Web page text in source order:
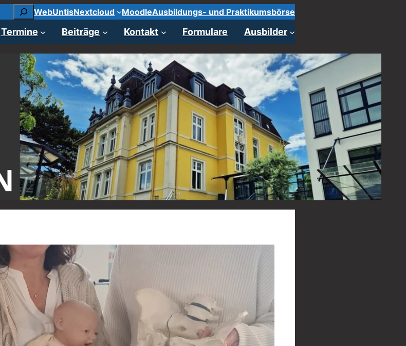
SuchenWebUntisNextcloud MoodleAusbildungs- und Praktikumsbörse
Termine Beiträge Kontakt Formulare Ausbilder